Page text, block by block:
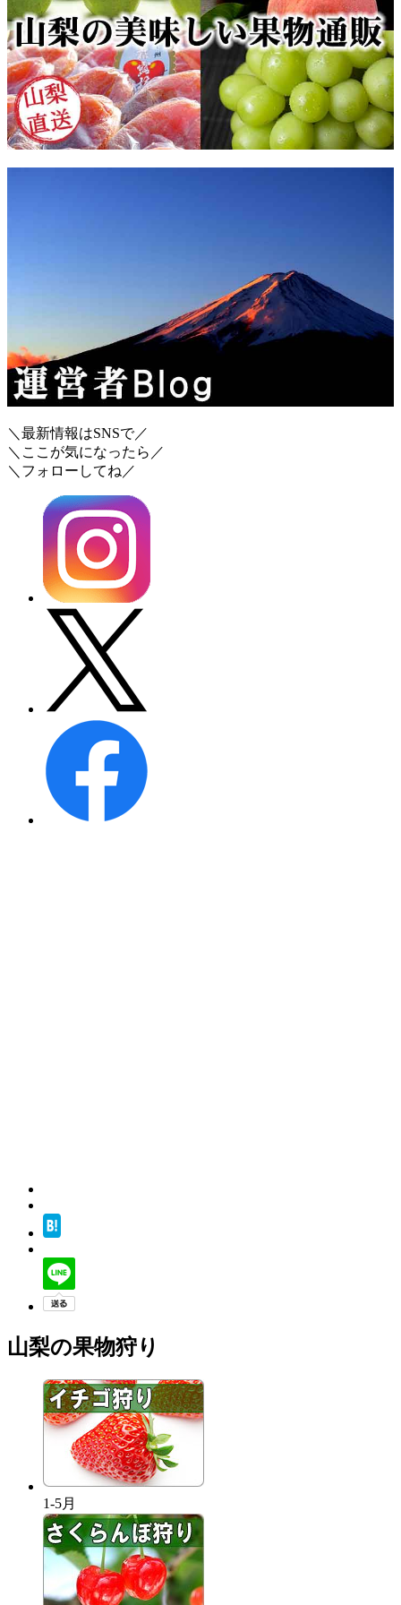
＼最新情報はSNSで／
＼ここが気になったら／
＼フォローしてね／
山梨の果物狩り
1-5月